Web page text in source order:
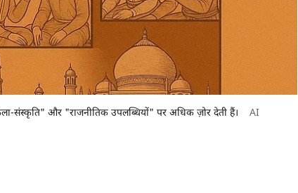
संस्कृति" और "राजनीतिक उपलब्धियों" पर अधिक ज़ोर देती हैं।
AI